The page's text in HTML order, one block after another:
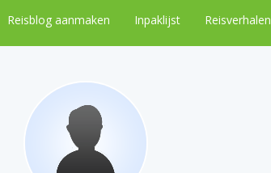
Reisblog aanmaken Inpaklijst Reisverhalen